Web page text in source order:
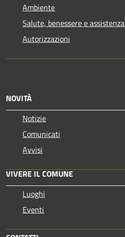
Ambiente
Salute, benessere e assistenza
Autorizzazioni
NOVITÀ
Notizie
Comunicati
Avvisi
VIVERE IL COMUNE
Luoghi
Eventi